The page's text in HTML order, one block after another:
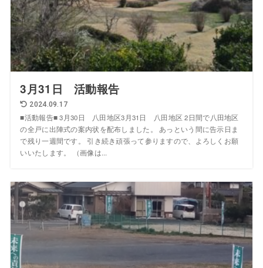
3月31日 活動報告
2024.09.17
■活動報告■ 3月30日 八田地区3月31日 八田地区 2日間で八田地区
の全戸に出陣式の案内状を配布しました。 あっという間に告示日ま
で残り一週間です。 引き続き頑張って参りますので、よろしくお願
いいたします。 （画像は...